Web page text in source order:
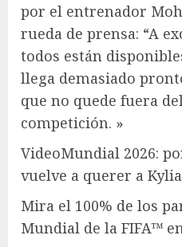
por el entrenador
rueda de prensa: “A
todos están
llega demasiado
que no quede fuera
competición. »
VideoMundial 2026:
vuelve a querer a
Mira el 100% de los
Mundial de la FIFA™